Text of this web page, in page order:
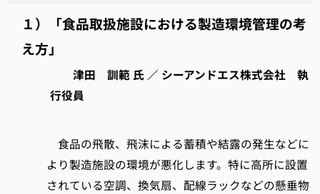
１）「食品取扱施設における製造環境管理の考
え方」
津田 訓範 氏 ／ シーアンドエス株式会社 執
行役員
食品の飛散、飛沫による蓄積や結露の発生などに
より製造施設の環境が悪化します。特に高所に設置
されている空調、換気扇、配線ラックなどの懸垂物